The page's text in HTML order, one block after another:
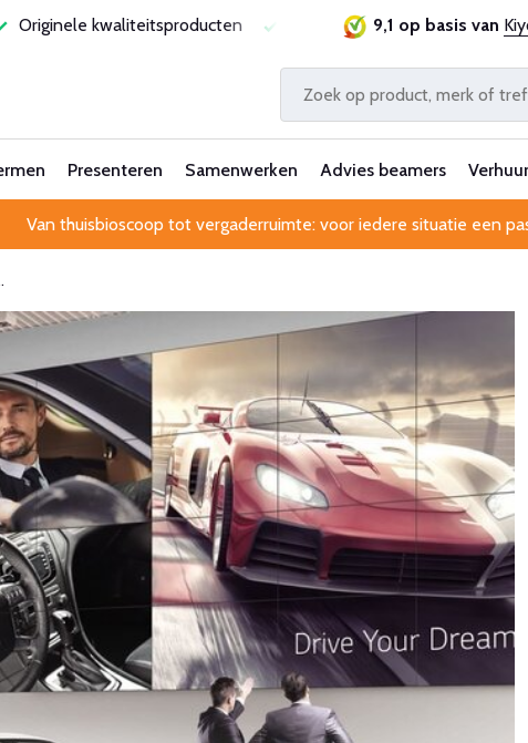
Laagste prijsgarantie Al 25 jaar betrouwbaar en
9,1 op basis van
Presenteren Samenwerken Advies beamers Verhuur
Van thuisbioscoop tot vergaderruimte: voor iedere situatie een